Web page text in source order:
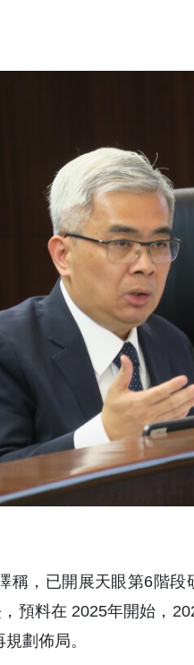
稱，已開展天眼第6階
預料在 2025年開始，
劃佈局。